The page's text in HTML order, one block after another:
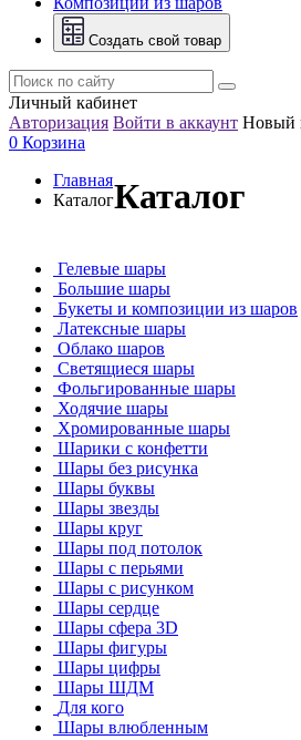
Создать свой товар
Личный кабинет
Авторизация Войти в аккаунт Новый
0 Корзина
Главная
КаталогКаталог
Гелевые шары
Большие шары
Букеты и композиции из шаров
Латексные шары
Облако шаров
Светящиеся шары
Фольгированные шары
Ходячие шары
Хромированные шары
Шарики с конфетти
Шары без рисунка
Шары буквы
Шары звезды
Шары круг
Шары под потолок
Шары с перьями
Шары с рисунком
Шары сердце
Шары сфера 3D
Шары фигуры
Шары цифры
Шары ШДМ
Для кого
Шары влюбленным